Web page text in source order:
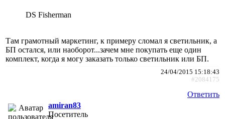
DS Fisherman
Там грамотный маркетинг, к примеру сломал я светильник, а
БП остался, или наоборот...зачем мне покупать еще один
комплект, когда я могу заказать только светильник или БП.
24/04/2015 15:18:43
#2084175
Ответить
amiran83
Посетитель